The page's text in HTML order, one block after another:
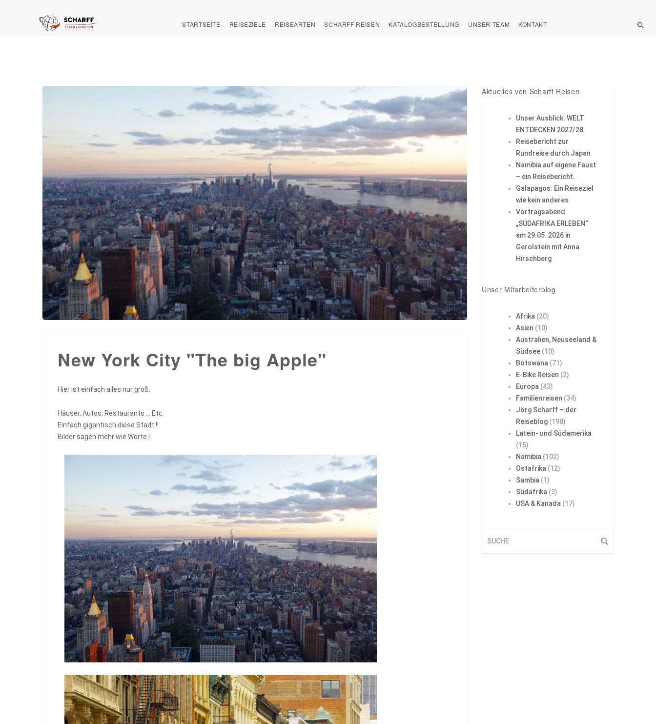
STARTSEITE REISEZIELE REISEARTEN SCHARFF REISEN KATALOGBESTELLUNG UNSER TEAM KONTAKT
New York City "The big Apple"
Hier ist einfach alles nur groß.
Häuser, Autos, Restaurants … Etc.
Einfach gigantisch diese Stadt !!
Bilder sagen mehr wie Worte !
Aktuelles von Scharff Reisen
Unser Ausblick: WELT
ENTDECKEN 2027/28
Reisebericht zur
Rundreise durch Japan
Namibia auf eigene Faust
– ein Reisebericht.
Galapagos: Ein Reiseziel
wie kein anderes
Vortragsabend
„SÜDAFRIKA ERLEBEN“
am 29.05. 2026 in
Gerolstein mit Anna
Hirschberg
Unser Mitarbeiterblog
Afrika (20)
Asien (10)
Australien, Neuseeland &
Südsee (10)
Botswana (71)
E-Bike Reisen (2)
Europa (43)
Familienreisen (34)
Jörg Scharff – der
Reiseblog (198)
Latein- und Südamerika
(15)
Namibia (102)
Ostafrika (12)
Sambia (1)
Südafrika (3)
USA & Kanada (17)